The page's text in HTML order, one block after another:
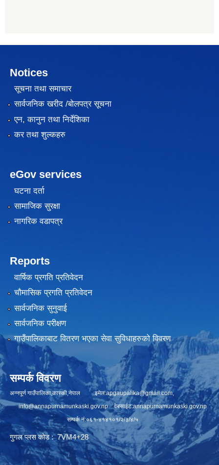
Notices
सूचना तथा समाचार
सार्वजनिक खरीद /बोलपत्र सूचना
एन, कानुन तथा निर्देशिका
कर तथा शुल्कहरु
eGov services
घटना दर्ता
सामाजिक सुरक्षा
नागरिक वडापत्र
Reports
वार्षिक प्रगति प्रतिवेदन
चौमासिक प्रगति प्रतिवेदन
सार्वजनिक सुनुवाई
सार्वजनिक परीक्षण
गाउँपालिकाबाट वितरण भएका सेवा सुविधाहरुको विवरण
सम्पर्क विवरण
अन्नपूर्ण गाउँपालिका,कास्की,नेपाल इमेल:apgaupalika@gmail.com,
info@annapurnamunkaski.gov.npवेबसाईट:annapurnamunkaski.gov.np
सम्पर्क नं:०६१-४१४१०१/२/३/४/५
गुगल प्लस कोड : 7VM4+28